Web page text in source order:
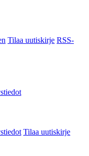
Tilaa uutiskirje RSS-
Tilaa uutiskirje